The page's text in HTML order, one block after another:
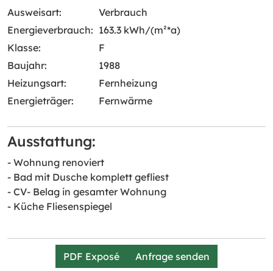
Ausweisart:
Verbrauch
Energieverbrauch: 163.3 kWh/(m²*a)
Klasse:
F
Baujahr:
1988
Heizungsart:
Fernheizung
Energieträger:
Fernwärme
Ausstattung:
- Wohnung renoviert
- Bad mit Dusche komplett gefliest
- CV- Belag in gesamter Wohnung
- Küche Fliesenspiegel
PDF Exposé Anfrage senden